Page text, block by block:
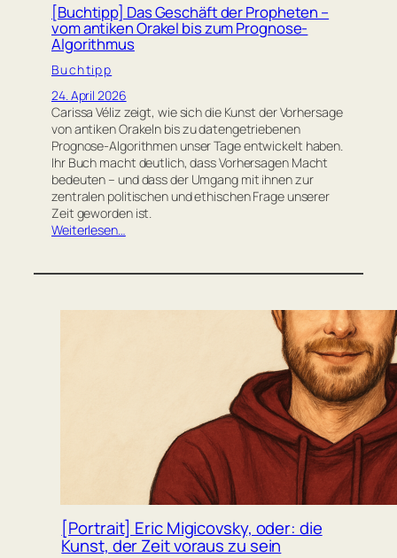
[Buchtipp] Das Geschäft der Propheten –
vom antiken Orakel bis zum Prognose-
Algorithmus
Buchtipp
24. April 2026
Carissa Véliz zeigt, wie sich die Kunst der Vorhersage
von antiken Orakeln bis zu datengetriebenen
Prognose-Algorithmen unser Tage entwickelt haben.
Ihr Buch macht deutlich, dass Vorhersagen Macht
bedeuten – und dass der Umgang mit ihnen zur
zentralen politischen und ethischen Frage unserer
Zeit geworden ist.
Weiterlesen…
[Portrait] Eric Migicovsky, oder: die
Kunst, der Zeit voraus zu sein